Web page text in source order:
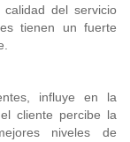
del servicio
tienen un fuerte
influye en la
cliente percibe la
niveles de